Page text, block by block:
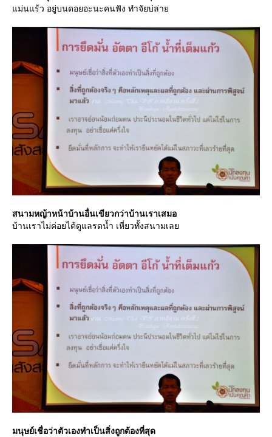
ม่นแร้ว อยู่บนดอยอะนะคนฟัง ทำจัยบ่ล่า
สนามหญ้าหน้าบ้านอื่นเขียวกว่าบ้านเราเสมอ
บ้านเราไม่ค่อยได้ดูแลรดน้ำ เหี่ยวทั้งสนามเล
มนุษย์เชื่อว่าตัวเองทำเป็นสิ่งถูกต้องที่สุด